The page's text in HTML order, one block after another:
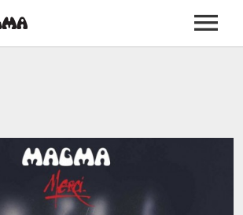
DISCOGRAPHIE